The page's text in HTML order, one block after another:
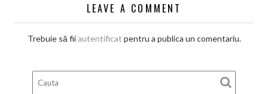
LEAVE A COMMENT
Trebuie să fiiautentificat pentru a publica un comentariu.